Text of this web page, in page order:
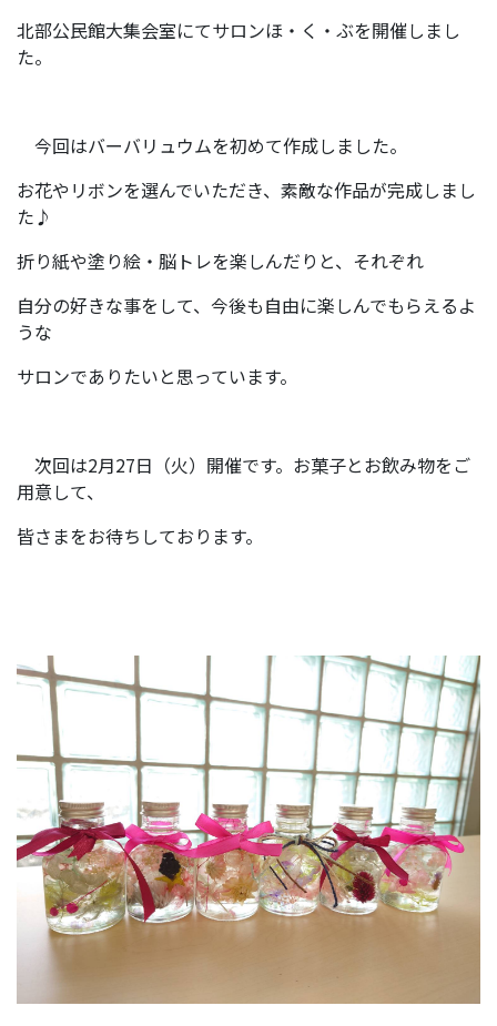
北部公民館大集会室にてサロンほ・く・ぶを開催しまし
た。
今回はバーバリュウムを初めて作成しました。
お花やリボンを選んでいただき、素敵な作品が完成しまし
た♪
折り紙や塗り絵・脳トレを楽しんだりと、それぞれ
自分の好きな事をして、今後も自由に楽しんでもらえるよ
うな
サロンでありたいと思っています。
次回は2月27日（火）開催です。お菓子とお飲み物をご
用意して、
皆さまをお待ちしております。